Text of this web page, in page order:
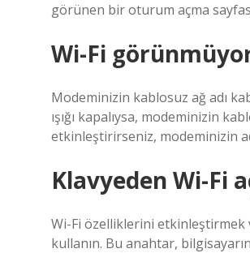
görünen bir oturum açma
Wi-Fi
Modeminizin kablosuz ağ adı
ışığı kapalıysa, modeminizin
etkinleştirirseniz, modeminizin
Klavyeden Wi-Fi
Wi-Fi özelliklerini etkinleştirmek
kullanın. Bu anahtar,